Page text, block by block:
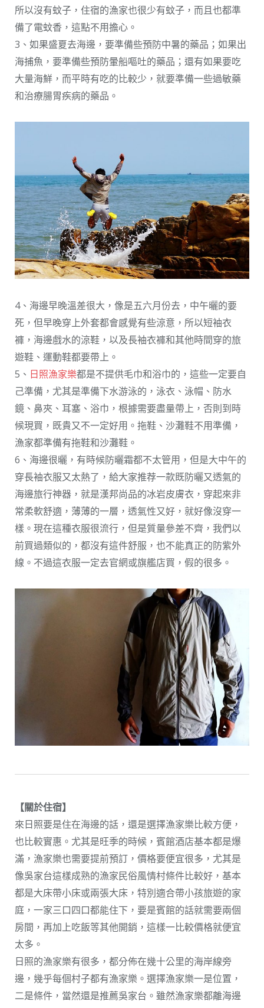
所以沒有蚊子，住宿的漁家也很少有蚊子，而且也都準
備了電蚊香，這點不用擔心。
3、如果盛夏去海邊，要準備些預防中暑的藥品；如果出
海捕魚，要準備些預防暈船嘔吐的藥品；還有如果要吃
大量海鮮，而平時有吃的比較少，就要準備一些過敏藥
和治療腸胃疾病的藥品。
4、海邊早晚溫差很大，像是五六月份去，中午曬的要
死，但早晚穿上外套都會感覺有些涼意，所以短袖衣
褲，海邊戲水的涼鞋，以及長袖衣褲和其他時間穿的旅
遊鞋、運動鞋都要帶上。
5、 日照漁家樂都是不提供毛巾和浴巾的，這些一定要自
己準備，尤其是準備下水游泳的，泳衣、泳帽、防水
鏡、鼻夾、耳塞、浴巾，根據需要盡量帶上，否則到時
候現買，既貴又不一定好用。拖鞋、沙灘鞋不用準備，
漁家都準備有拖鞋和沙灘鞋。
6、海邊很曬，有時候防曬霜都不太管用，但是大中午的
穿長袖衣服又太熱了，給大家推荐一款既防曬又透氣的
海邊旅行神器，就是漢邦尚品的冰岩皮膚衣，穿起來非
常柔軟舒適，薄薄的一層，透氣性又好，就好像沒穿一
樣。現在這種衣服很流行，但是質量參差不齊，我們以
前買過類似的，都沒有這件舒服，也不能真正的防紫外
線。不過這衣服一定去官網或旗艦店買，假的很多。
【關於住宿】
來日照要是住在海邊的話，還是選擇漁家樂比較方便，
也比較實惠。尤其是旺季的時候，賓館酒店基本都是爆
滿，漁家樂也需要提前預訂，價格要便宜很多，尤其是
像吳家台這樣成熟的漁家民俗風情村條件比較好，基本
都是大床帶小床或兩張大床，特別適合帶小孩旅遊的家
庭，一家三口四口都能住下，要是賓館的話就需要兩個
房間，再加上吃飯等其他開銷，這樣一比較價格就便宜
太多。
日照的漁家樂有很多，都分佈在幾十公里的海岸線旁
邊，幾乎每個村子都有漁家樂。選擇漁家樂一是位置，
二是條件，當然還是推薦吳家台。雖然漁家樂都離海邊